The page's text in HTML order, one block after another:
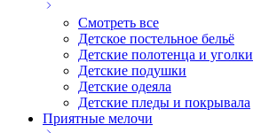
Смотреть все
Детское постельное бельё
Детские полотенца и уголки
Детские подушки
Детские одеяла
Детские пледы и покрывала
Приятные мелочи